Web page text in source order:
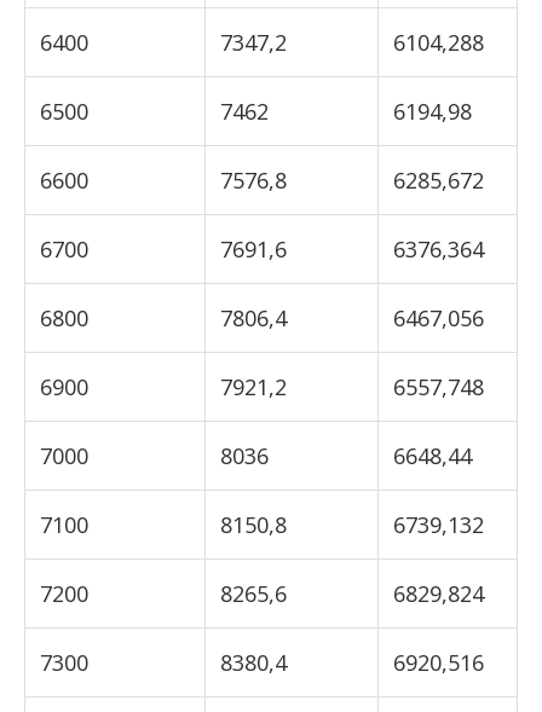
6400 7347,2 6104,288
6500 7462 6194,98
6600 7576,8 6285,672
6700 7691,6 6376,364
6800 7806,4 6467,056
6900 7921,2 6557,748
7000 8036 6648,44
7100 8150,8 6739,132
7200 8265,6 6829,824
7300 8380,4 6920,516